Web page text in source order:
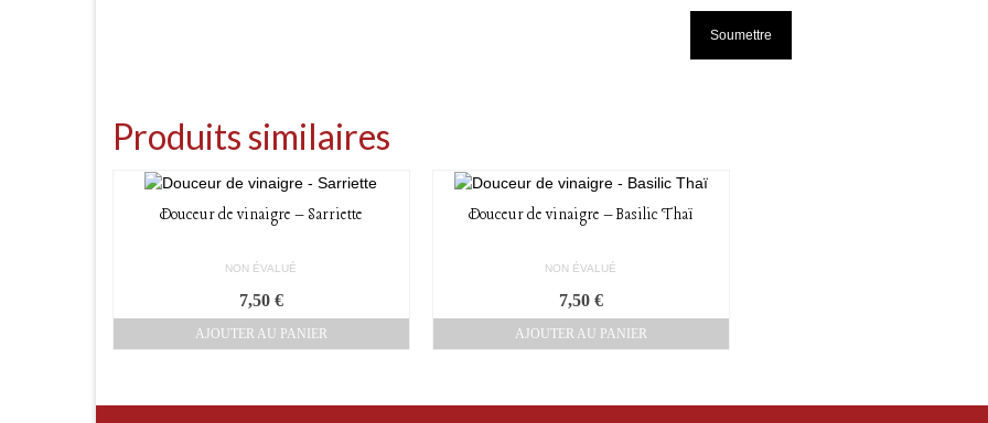
Produits similaires
Douceur de vinaigre – Sarriette
NON ÉVALUÉ
7,50 €
AJOUTER AU PANIER
Douceur de vinaigre – Basilic Thaï
NON ÉVALUÉ
7,50 €
AJOUTER AU PANIER